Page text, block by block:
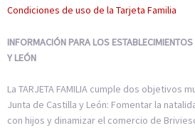
Condiciones de uso de la Tarjeta Familia
INFORMACIÓN PARA LOS
Y LEÓN
La TARJETA FAMILIA cumple dos objetivos
Junta de Castilla y León: Fomentar la
con hijos y dinamizar el comercio de